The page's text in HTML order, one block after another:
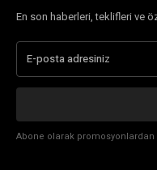
En son haberleri, teklifleri ve
Abone olarak